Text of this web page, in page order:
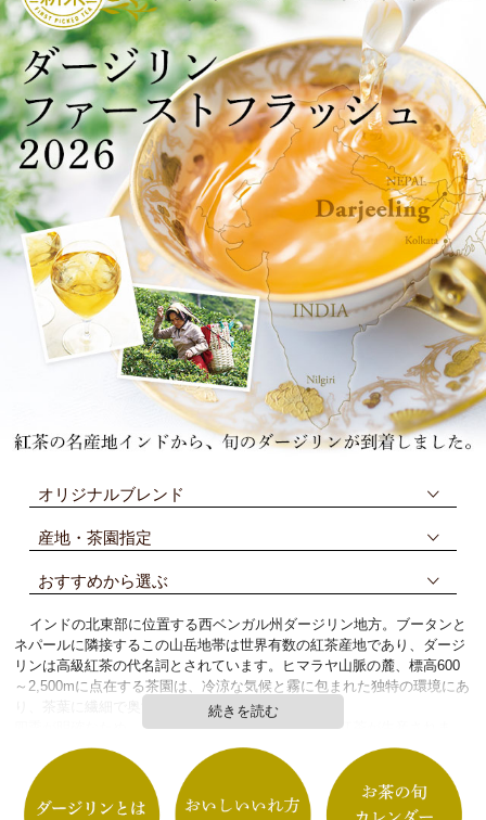
オリジナルブレンド
産地・茶園指定
おすすめから選ぶ
続きを読む
インドの北東部に位置する西ベンガル州ダージリン地方。ブータンと
ネパールに隣接するこの山岳地帯は世界有数の紅茶産地であり、ダージ
リンは高級紅茶の代名詞とされています。ヒマラヤ山脈の麓、標高600
～2,500mに点在する茶園は、冷涼な気候と霧に包まれた独特の環境にあ
り、茶葉に繊細で奥深い風味をもたらします。
四季が明確なため、春・夏・秋と異なる個性を持つ紅茶が生産されま
す。特に冬の休眠期を経て春の訪れとともに芽吹く最初の新芽で作られ
た「ファーストフラッシュ」は、その年の紅茶シーズンの幕開けを告げ
る貴重な茶葉として知られます。紅茶とは思えないほど青々とした見た
目。実際にお茶をいれてみると、明るい黄金色がカップを満たします。